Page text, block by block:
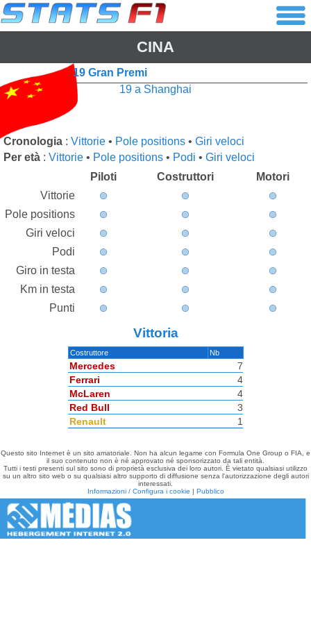
CINA
19 Gran Premi
19 a Shanghai
Cronologia : Vittorie • Pole positions • Giri veloci
Per età : Vittorie • Pole positions • Podi • Giri veloci
Piloti
Costruttori
Motori
Vittorie
Pole positions
Giri veloci
Podi
Giro in testa
Km in testa
Punti
Vittoria
Costruttore Nb
Mercedes
7
Ferrari
4
McLaren
4
Red Bull
3
Renault
1
Questo sito Internet è un sito amatoriale. Non ha alcun legame con Formula One Group o FIA, e
il suo contenuto non è né approvato né sponsorizzato da tali entità.
Tutti i testi presenti sul sito sono di proprietà esclusiva dei loro autori. È vietato qualsiasi utilizzo
su un altro sito web o su qualsiasi altro supporto di diffusione senza l'autorizzazione degli autori
interessati.
Informazioni / Configura i cookie | Pubblico